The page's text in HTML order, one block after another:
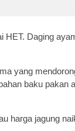
HET. Daging
yang
baku pakan
harga jagung